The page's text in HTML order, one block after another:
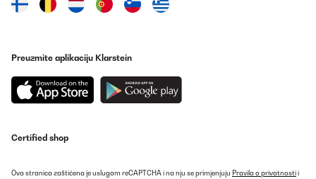
Preuzmite aplikaciju Klarstein
Certified shop
Ova stranica zaštićena je uslugom reCAPTCHA i na nju se primjenjuju Pravila o privatnostii